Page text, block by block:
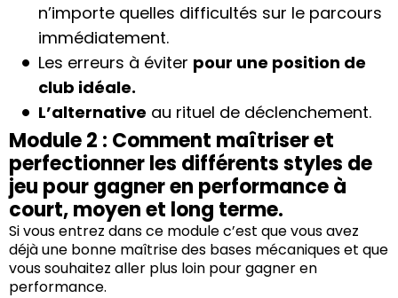
n’importe quelles difficultés sur le parcours
immédiatement.
Les erreurs à éviter pour une position de
club idéale.
L’alternative au rituel de déclenchement.
Module 2 : Comment maîtriser et
perfectionner les différents styles de
jeu pour gagner en performance à
court, moyen et long terme.
Si vous entrez dans ce module c’est que vous avez
déjà une bonne maîtrise des bases mécaniques et que
vous souhaitez aller plus loin pour gagner en
performance.